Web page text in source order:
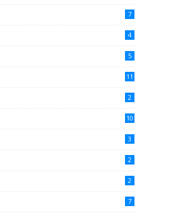
7
4
5
11
2
10
3
2
2
7